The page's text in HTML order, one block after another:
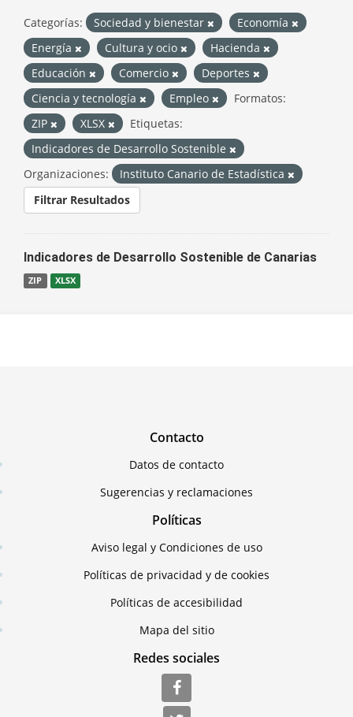
Categorías: Sociedad y bienestar
Economía
Energía
Cultura y ocio
Hacienda
Educación
Comercio
Deportes
Ciencia y tecnología
Empleo
Formatos:
ZIP
XLSX
Etiquetas:
Indicadores de Desarrollo Sostenible
Organizaciones:
Instituto Canario de Estadística
Filtrar Resultados
Indicadores de Desarrollo Sostenible de Canarias
ZIP XLSX
Contacto
Datos de contacto
Sugerencias y reclamaciones
Políticas
Aviso legal y Condiciones de uso
Políticas de privacidad y de cookies
Políticas de accesibilidad
Mapa del sitio
Redes sociales